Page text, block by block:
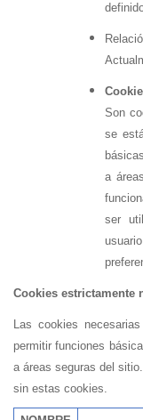
Son
se
a
ser
Cookies estrictamente
Las cookies
permitir funciones
a áreas seguras del
sin estas cookies.